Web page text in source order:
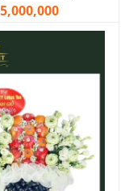
5,000,000